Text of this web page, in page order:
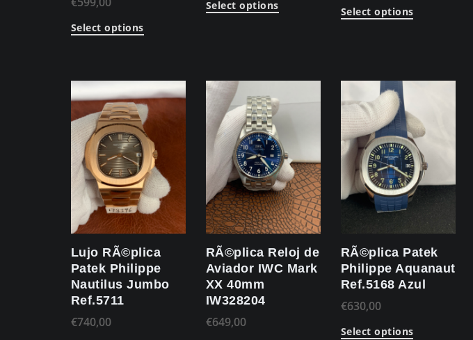
Select options
Select options Select options
Lujo RÃ©plica
Patek Philippe
Nautilus Jumbo
Ref.5711
€740,00
RÃ©plica Reloj de
Aviador IWC Mark
XX 40mm
IW328204
€649,00
RÃ©plica Patek
Philippe Aquanaut
Ref.5168 Azul
€630,00
Select options